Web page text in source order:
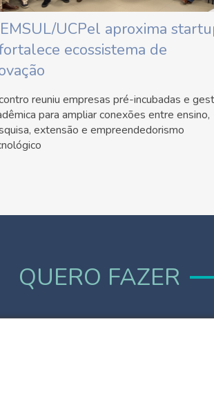
UCPel aproxima
ecossistema de
reuniu empresas pré-incubadas e
para ampliar conexões entre ensino,
extensão e empreendedorismo
QUERO FAZER